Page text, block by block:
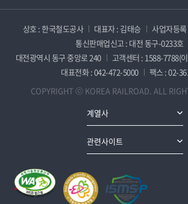
상호 : 한국철도공사 대표자 : 김태승
사업자등
통신판매업신고 : 대전 동구-0233호
대전광역시 동구 중앙로 240
고객센터 : 1588-7788(
대표전화 : 042-472-5000
팩스 : 02-
COPYRIGHT ⓒ KOREA RAILROAD. ALL
계열사
관련사이트